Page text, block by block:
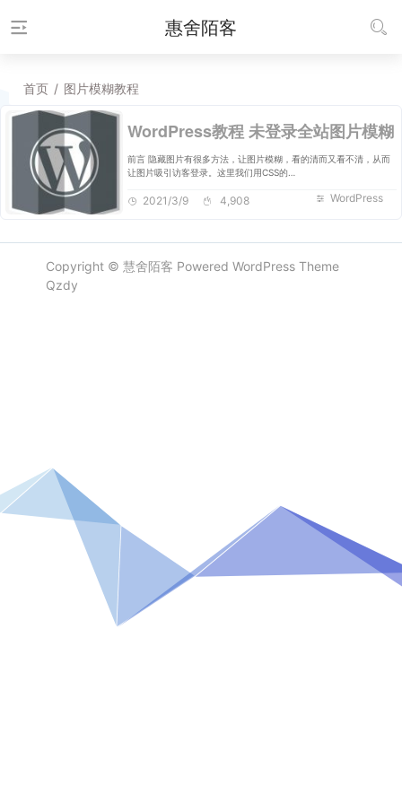
惠舍陌客
首页 / 图片模糊教程
WordPress教程 未登录全站图片模糊
前言 隐藏图片有很多方法，让图片模糊，看的清而又看不清，从而
让图片吸引访客登录。这里我们用CSS的…
WordPress
2021/3/9 4,908
Copyright © 慧舍陌客 Powered WordPressTheme
Qzdy